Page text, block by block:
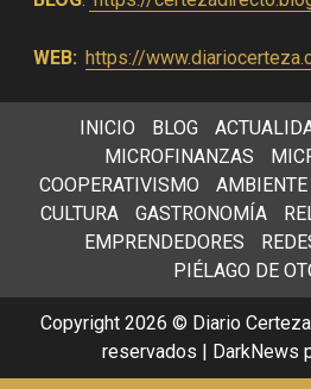
WEB: https://
INICIO BLOG
MICROFINANZAS
COOPERATIVISMO
AMBIENTE
CULTURA
GASTRONOMÍA
EMPRENDEDORES
PIÉLAGO DE
Copyright 2026 © Diario
reservados | DarkNews